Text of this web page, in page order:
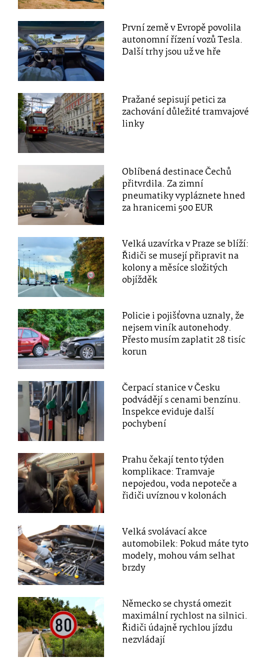
První země v Evropě povolila
autonomní řízení vozů Tesla.
Další trhy jsou už ve hře
Pražané sepisují petici za
zachování důležité tramvajové
linky
Oblíbená destinace Čechů
přitvrdila. Za zimní
pneumatiky vypláznete hned
za hranicemi 500 EUR
Velká uzavírka v Praze se blíží:
Řidiči se musejí připravit na
kolony a měsíce složitých
objížděk
Policie i pojišťovna uznaly, že
nejsem viník autonehody.
Přesto musím zaplatit 28 tisíc
korun
Čerpací stanice v Česku
podvádějí s cenami benzínu.
Inspekce eviduje další
pochybení
Prahu čekají tento týden
komplikace: Tramvaje
nepojedou, voda nepoteče a
řidiči uvíznou v kolonách
Velká svolávací akce
automobilek: Pokud máte tyto
modely, mohou vám selhat
brzdy
Německo se chystá omezit
maximální rychlost na silnici.
Řidiči údajně rychlou jízdu
nezvládají